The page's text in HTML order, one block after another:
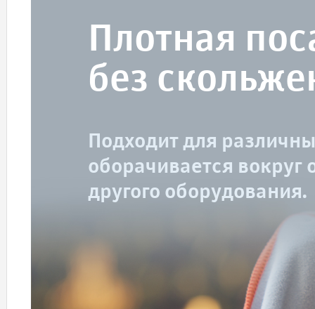
Плотная
без
Подходит для
оборачивается
другого оборудования.